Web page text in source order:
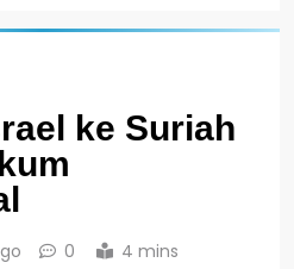
ke Suriah
0 4 mins